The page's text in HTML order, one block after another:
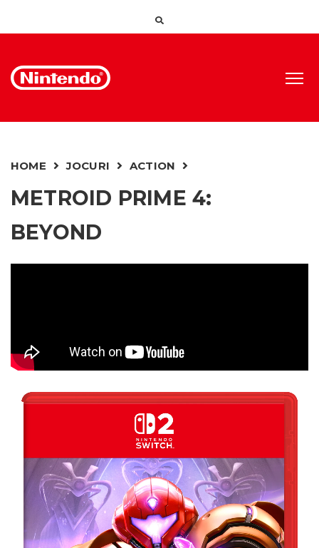
HOME JOCURI ACTION
METROID PRIME 4:
BEYOND